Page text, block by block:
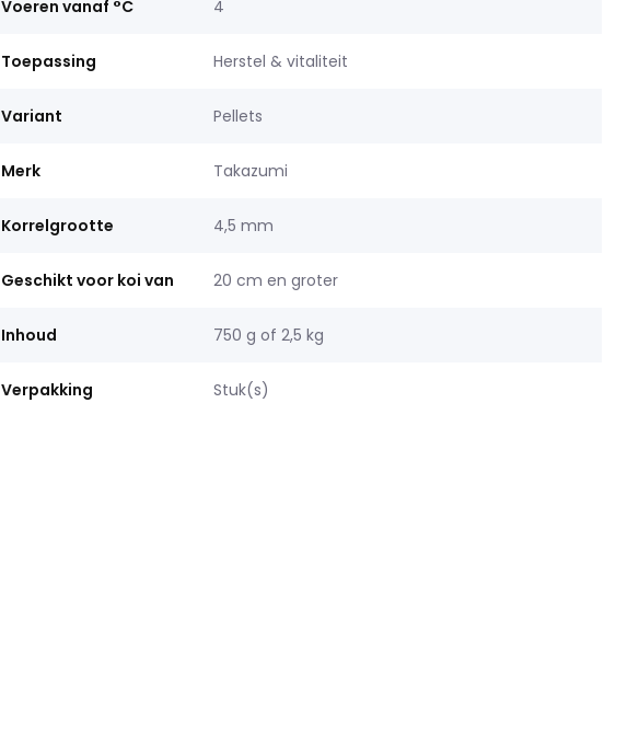
Voeren vanaf °C 4
Toepassing Herstel & vitaliteit
Variant Pellets
Merk Takazumi
Korrelgrootte 4,5 mm
Geschikt voor koi van 20 cm en groter
Inhoud 750 g of 2,5 kg
Verpakking Stuk(s)